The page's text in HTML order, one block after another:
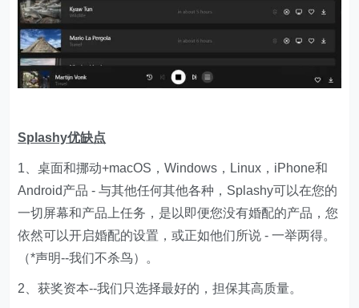
Splashy优缺点
1、桌面和挪动+macOS，Windows，Linux，iPhone和
Android产品 - 与其他任何其他各种，Splashy可以在您的
一切屏幕和产品上任务，是以即便您没有婚配的产品，您
依然可以开启婚配的设置，或正如他们所说 - 一举两得。
（*声明--我们不杀鸟）。
2、获奖资本--我们只选择最好的，担保其高质量。